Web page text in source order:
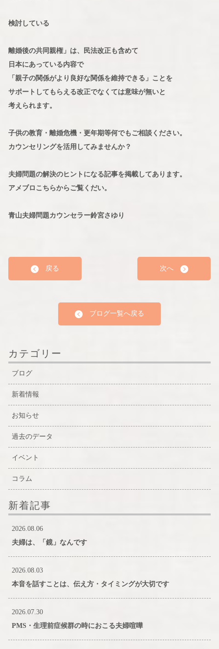
検討している
離婚後の共同親権」は、民法改正も含めて
日本にあっている内容で
「親子の関係がより良好な関係を維持できる」ことを
サポートしてもらえる改正でなくては意味が無いと
考えられます。
子供の教育・離婚危機・更年期等何でもご相談ください。
カウンセリングを活用してみませんか？
夫婦問題の解決のヒントになる記事を掲載してあります。
アメブロこちらからご覧くだい。
青山夫婦問題カウンセラー鈴宮さゆり
戻る 次へ
ブログ一覧へ戻る
カテゴリー
ブログ
新着情報
お知らせ
過去のデータ
イベント
コラム
新着記事
2026.08.06
夫婦は、「鏡」なんです
2026.08.03
本音を話すことは、伝え方・タイミングが大切です
2026.07.30
PMS・生理前症候群の時におこる夫婦喧嘩